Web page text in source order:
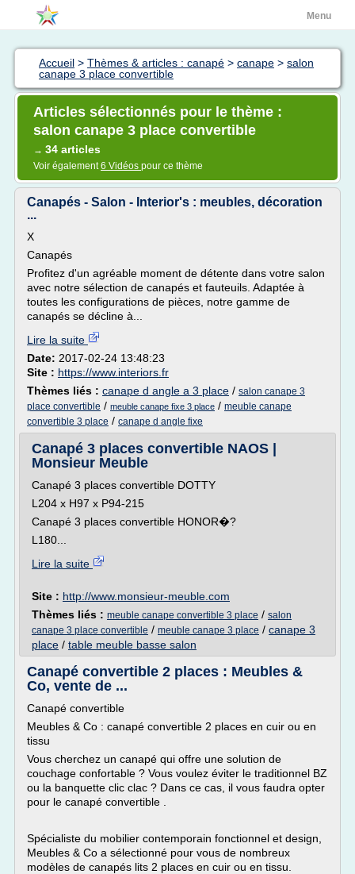
Menu
Accueil > Thèmes & articles : canapé > canape > salon
canape 3 place convertible
Articles sélectionnés pour le thème :
salon canape 3 place convertible
→ 34 articles
Voir également6 Vidéos pour ce thème
Canapés - Salon - Interior's : meubles, décoration
...
X
Canapés
Profitez d'un agréable moment de détente dans votre salon
avec notre sélection de canapés et fauteuils. Adaptée à
toutes les configurations de pièces, notre gamme de
canapés se décline à...
Lire la suite
Date: 2017-02-24 13:48:23
Site : https://www.interiors.fr
Thèmes liés : canape d angle a 3 place / salon canape 3
place convertible / meuble canape fixe 3 place / meuble canape
convertible 3 place / canape d angle fixe
Canapé 3 places convertible NAOS |
Monsieur Meuble
Canapé 3 places convertible DOTTY
L204 x H97 x P94-215
Canapé 3 places convertible HONOR�?
L180...
Lire la suite
Site : http://www.monsieur-meuble.com
Thèmes liés : meuble canape convertible 3 place / salon
canape 3 place convertible / meuble canape 3 place / canape 3
place / table meuble basse salon
Canapé convertible 2 places : Meubles &
Co, vente de ...
Canapé convertible
Meubles & Co : canapé convertible 2 places en cuir ou en
tissu
Vous cherchez un canapé qui offre une solution de
couchage confortable ? Vous voulez éviter le traditionnel BZ
ou la banquette clic clac ? Dans ce cas, il vous faudra opter
pour le canapé convertible .
Spécialiste du mobilier contemporain fonctionnel et design,
Meubles & Co a sélectionné pour vous de nombreux
modèles de canapés lits 2 places en cuir ou en tissu.